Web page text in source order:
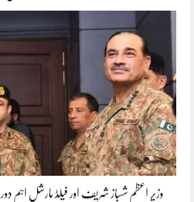
وزیر اعظم شہباز شریف اور فیلڈ مارشل اہم